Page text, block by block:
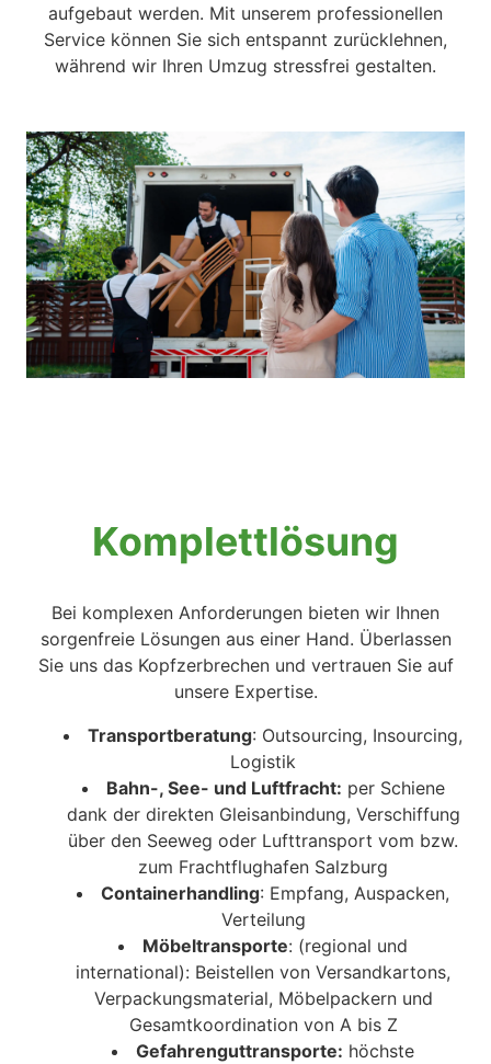
aufgebaut werden. Mit unserem professionellen
Service können Sie sich entspannt zurücklehnen,
während wir Ihren Umzug stressfrei gestalten.
Komplettlösung
Bei komplexen Anforderungen bieten wir Ihnen
sorgenfreie Lösungen aus einer Hand. Überlassen
Sie uns das Kopfzerbrechen und vertrauen Sie auf
unsere Expertise.
Transportberatung: Outsourcing, Insourcing,
Logistik
Bahn-, See- und Luftfracht: per Schiene
dank der direkten Gleisanbindung, Verschiffung
über den Seeweg oder Lufttransport vom bzw.
zum Frachtflughafen Salzburg
Containerhandling: Empfang, Auspacken,
Verteilung
Möbeltransporte: (regional und
international): Beistellen von Versandkartons,
Verpackungsmaterial, Möbelpackern und
Gesamtkoordination von A bis Z
Gefahrenguttransporte: höchste